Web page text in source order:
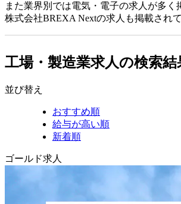
また業界別では電気・電子の求人が多く
株式会社BREXA Nextの求人も掲載され
工場・製造業求人の検索結
並び替え
おすすめ順
給与が高い順
新着順
ゴールド求人